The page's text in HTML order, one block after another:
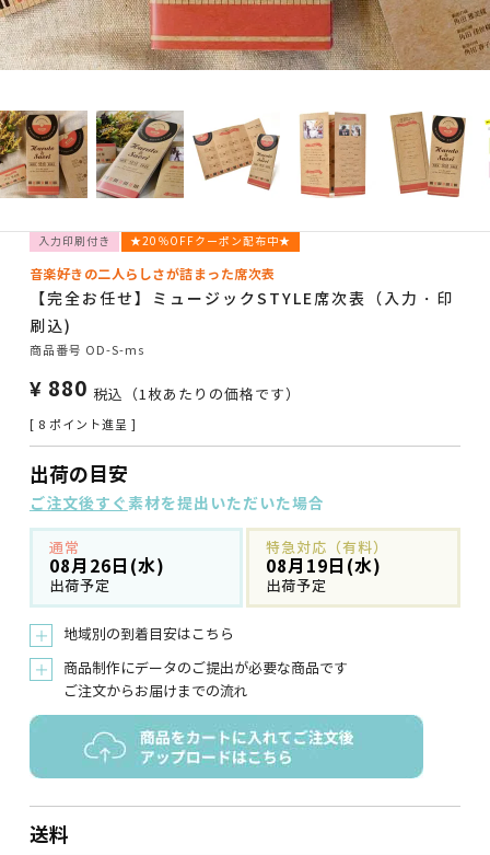
入力印刷付き ★20％OFFクーポン配布中★
音楽好きの二人らしさが詰まった席次表
【完全お任せ】ミュージックSTYLE席次表（入力・印
刷込)
商品番号 OD-S-ms
¥ 880 税込 （1枚あたりの価格です）
[ 8 ポイント進呈 ]
出荷の目安
ご注文後すぐ素材を提出いただいた場合
通常
08月26日(水)
出荷予定
特急対応（有料）
08月19日(水)
出荷予定
＋ 地域別の到着目安はこちら
＋
商品制作にデータのご提出が必要な商品です
ご注文からお届けまでの流れ
送料